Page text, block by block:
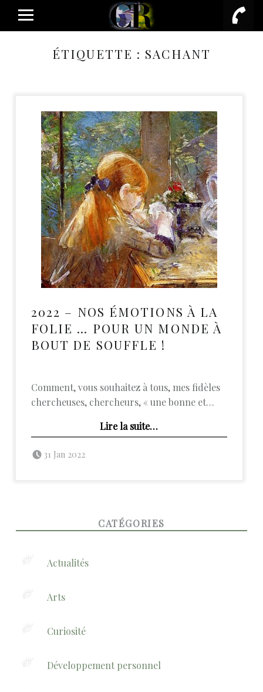
PRIMARY MENU
ÉTIQUETTE : SACHANT
2022 – NOS ÉMOTIONS À LA
FOLIE … POUR UN MONDE À
BOUT DE SOUFFLE !
Comment, vous souhaitez à tous, mes fidèles
chercheuses, chercheurs, « une bonne et…
Lire la suite“2022 – Nos émotions à la folie … pour un monde à bout de souffle !”
…
31 Jan 2022
CATÉGORIES
Actualités
Arts
Curiosité
Développement personnel